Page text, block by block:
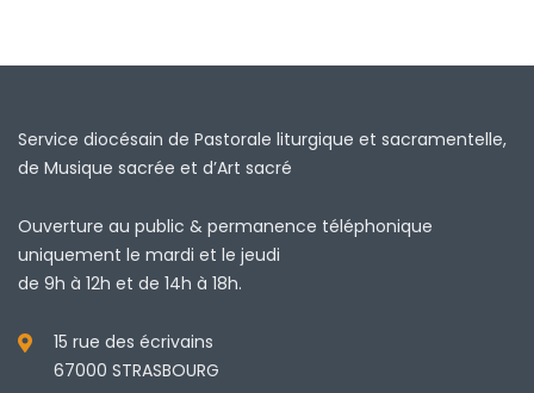
Service diocésain de Pastorale liturgique et sacramentelle,
de Musique sacrée et d’Art sacré
Ouverture au public & permanence téléphonique
uniquement le mardi et le jeudi
de 9h à 12h et de 14h à 18h.
15 rue des écrivains
67000 STRASBOURG